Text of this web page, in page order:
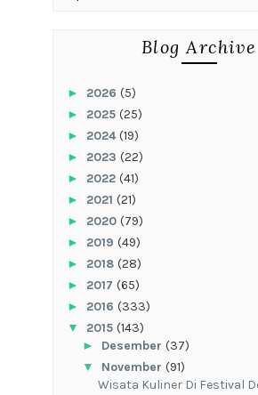
Blog Archive
► 2026 (5)
► 2025 (25)
► 2024(19)
► 2023 (22)
► 2022 (41)
► 2021 (21)
► 2020 (79)
► 2019 (49)
► 2018 (28)
► 2017 (65)
► 2016 (333)
▼ 2015 (143)
► Desember (37)
▼ November (91)
Wisata Kuliner Di Festival